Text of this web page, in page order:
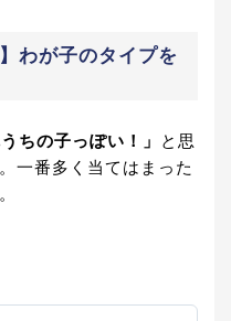
わが子のタイプを
ちの子っぽい！」
と思
一番多く当てはまった